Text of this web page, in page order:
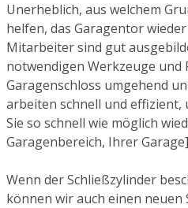
Unerheblich, aus welchem
helfen, das Garagentor
Mitarbeiter sind gut
notwendigen Werkzeuge und
Garagenschloss umgehend
arbeiten schnell und effizient,
Sie so schnell wie möglich
Garagenbereich, Ihrer
Wenn der Schließzylinder
können wir auch einen